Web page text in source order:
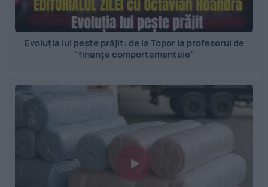
Evoluția lui pește prăjit: de la Topor la profesorul de
”finanțe comportamentale”